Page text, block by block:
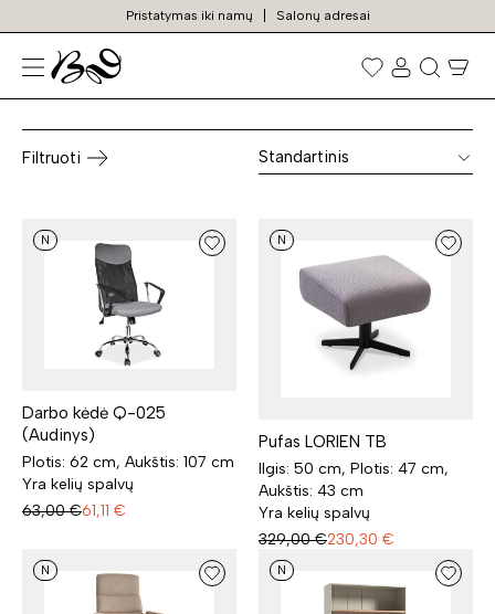
Pristatymas iki namų Salonų adresai
Prekių
paieška
Komodos su stalčiais
Filtruoti Standartinis
N
Darbo kėdė Q-025
(Audinys)
Plotis: 62 cm, Aukštis: 107 cm
Yra kelių spalvų
63,00 €61,11 €
N
Pufas LORIEN TB
Ilgis: 50 cm, Plotis: 47 cm,
Aukštis: 43 cm
Yra kelių spalvų
329,00 €230,30 €
N N